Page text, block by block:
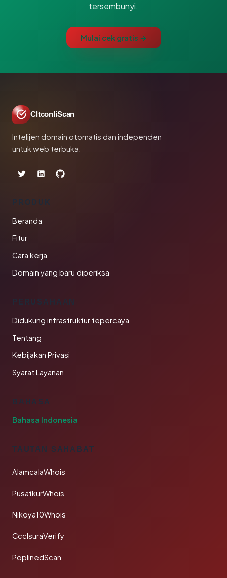
tersembunyi.
Mulai cek gratis →
CltconliScan
Intelijen domain otomatis dan independen
untuk web terbuka.
PRODUK
Beranda
Fitur
Cara kerja
Domain yang baru diperiksa
PERUSAHAAN
Didukung infrastruktur tepercaya
Tentang
Kebijakan Privasi
Syarat Layanan
BAHASA
Bahasa Indonesia
TAUTAN SAHABAT
AlamcalaWhois
PusatkurWhois
Nikoya10Whois
CcclsuraVerify
PoplinedScan